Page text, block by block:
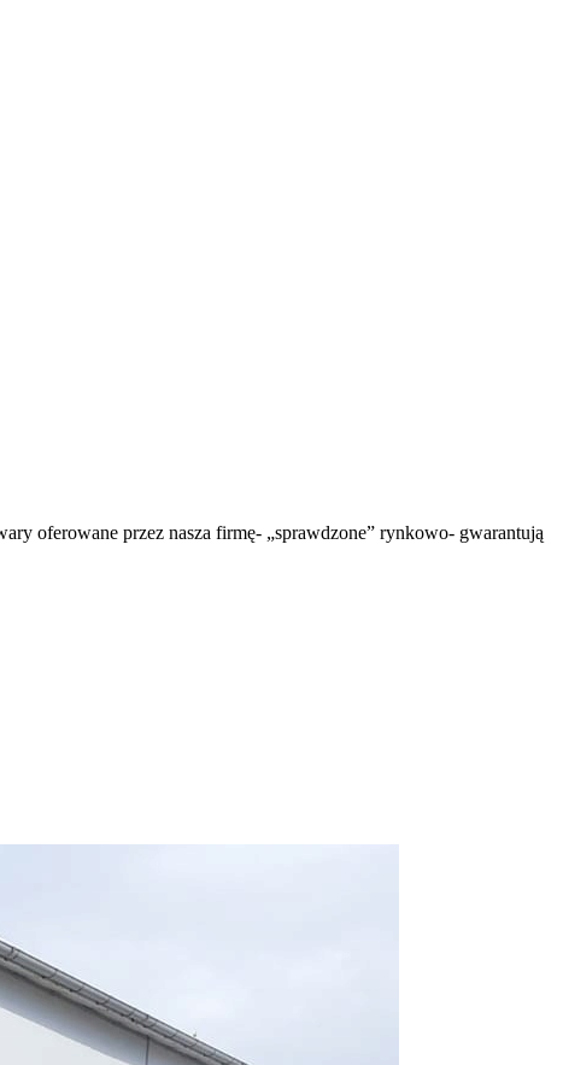
oferowane przez nasza firmę- „sprawdzone” rynkowo- gwarantują